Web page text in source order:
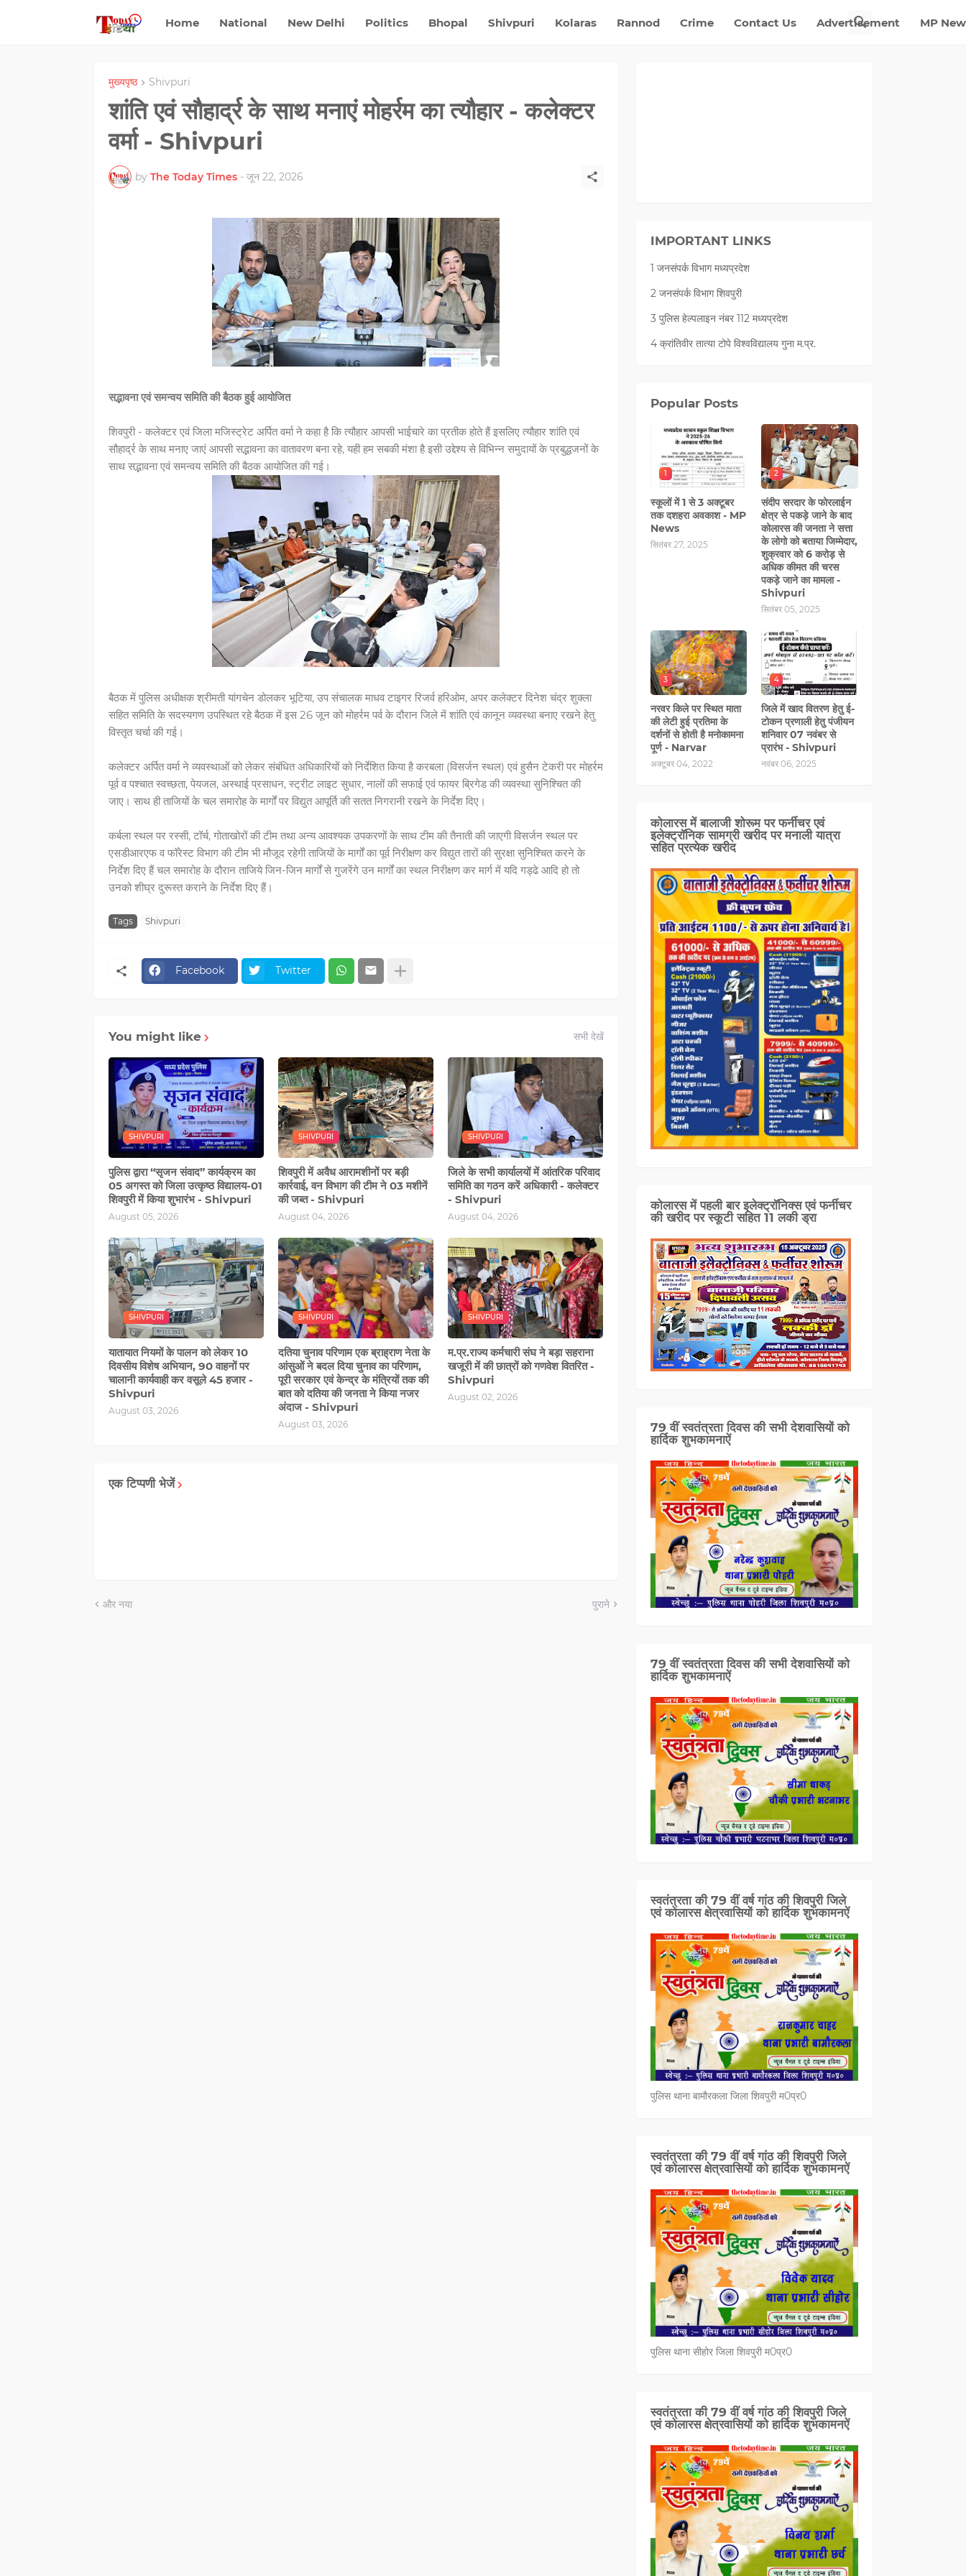
Home National New Delhi Politics Bhopal Shivpuri Kolaras Rannod Crime Contact Us Advertisement MP
मुख्यपृष्ठ Shivpuri
शांति एवं सौहार्द्र के साथ मनाएं मोहर्रम का त्यौहार - कलेक्टर
वर्मा - Shivpuri
by The Today Times - जून 22, 2026
सद्भावना एवं समन्वय समिति की बैठक हुई आयोजित
शिवपुरी - कलेक्टर एवं जिला मजिस्ट्रेट अर्पित वर्मा ने कहा है कि त्यौहार आपसी भाईचारे का प्रतीक होते हैं इसलिए त्यौहार शांति एवं
सौहार्द्र के साथ मनाए जाएं आपसी सद्भावना का वातावरण बना रहे, यही हम सबकी मंशा है इसी उद्देश्य से विभिन्न समुदायों के प्रबुद्धजनों के
साथ सद्भावना एवं समन्वय समिति की बैठक आयोजित की गई।
बैठक में पुलिस अधीक्षक श्रीमती यांगचेन डोलकर भूटिया, उप संचालक माधव टाइगर रिजर्व हरिओम, अपर कलेक्टर दिनेश चंद्र शुक्ला
सहित समिति के सदस्यगण उपस्थित रहे बैठक में इस 26 जून को मोहर्रम पर्व के दौरान जिले में शांति एवं कानून व्यवस्था बनाए रखने हेतु
विस्तृत चर्चा की गई।
कलेक्टर अर्पित वर्मा ने व्यवस्थाओं को लेकर संबंधित अधिकारियों को निर्देशित किया है करबला (विसर्जन स्थल) एवं हुसैन टेकरी पर मोहर्रम
पूर्व व पश्चात स्वच्छता, पेयजल, अस्थाई प्रसाधन, स्ट्रीट लाइट सुधार, नालों की सफाई एवं फायर ब्रिगेड की व्यवस्था सुनिश्चित की
जाए। साथ ही ताजियों के चल समारोह के मार्गों पर विद्युत आपूर्ति की सतत निगरानी रखने के निर्देश दिए।
कर्बला स्थल पर रस्सी, टॉर्च, गोताखोरों की टीम तथा अन्य आवश्यक उपकरणों के साथ टीम की तैनाती की जाएगी विसर्जन स्थल पर
एसडीआरएफ व फॉरेस्ट विभाग की टीम भी मौजूद रहेगी ताजियों के मार्गों का पूर्व निरीक्षण कर विद्युत तारों की सुरक्षा सुनिश्चित करने के
निर्देश दिए हैं चल समारोह के दौरान ताजिये जिन-जिन मार्गों से गुजरेंगे उन मार्गों का स्थल निरीक्षण कर मार्ग में यदि गड्ढे आदि हो तो
उनको शीघ्र दुरूस्त कराने के निर्देश दिए हैं।
Tags Shivpuri
Facebook Twitter
You might like सभी देखें
SHIVPURI
पुलिस द्वारा “सृजन संवाद” कार्यक्रम का
05 अगस्‍त को जिला उत्कृष्ठ विद्यालय-01
शिवपुरी में किया शुभारंभ - Shivpuri
August 05, 2026
SHIVPURI
शिवपुरी में अवैध आरामशीनों पर बड़ी
कार्रवाई, वन विभाग की टीम ने 03 मशीनें
की जब्त - Shivpuri
August 04, 2026
SHIVPURI
जिले के सभी कार्यालयों में आंतरिक परिवाद
समिति का गठन करें अधिकारी - कलेक्टर
- Shivpuri
August 04, 2026
SHIVPURI
यातायात नियमों के पालन को लेकर 10
दिवसीय विशेष अभियान, 90 वाहनों पर
चालानी कार्यवाही कर वसूले 45 हजार -
Shivpuri
August 03, 2026
SHIVPURI
दतिया चुनाव परिणाम एक ब्राह्राण नेता के
आंसुओं ने बदल दिया चुनाव का परिणाम,
पूरी सरकार एवं केन्द्र के मंत्रियों तक की
बात को दतिया की जनता ने किया नजर
अंदाज - Shivpuri
August 03, 2026
SHIVPURI
म.प्र.राज्य कर्मचारी संघ ने बड़ा सहराना
खजूरी में की छात्रों को गणवेश वितरित -
Shivpuri
August 02, 2026
एक टिप्पणी भेजें
और नया पुराने
IMPORTANT LINKS
1 जनसंपर्क विभाग मध्यप्रदेश
2 जनसंपर्क विभाग शिवपुरी
3 पुलिस हेल्पलाइन नंबर 112 मध्‍यप्रदेश
4 क्रांतिवीर तात्या टोपे विश्वविद्यालय गुना म.प्र.
Popular Posts
1
स्कूलों में 1 से 3 अक्टूबर
तक दशहरा अवकाश - MP
News
सितंबर 27, 2025
2
संदीप सरदार के फोरलाईन
क्षेत्र से पकड़े जाने के बाद
कोलारस की जनता ने सत्ता
के लोगो को बताया जिम्मेदार,
शुक्रवार को 6 करोड़ से
अधिक कीमत की चरस
पकड़े जाने का मामला -
Shivpuri
सितंबर 05, 2025
3
नरवर किले पर स्थित माता
की लेटी हुई प्रतिमा के
दर्शनों से होती है मनोकामना
पूर्ण - Narvar
अक्टूबर 04, 2022
4
जिले में खाद वितरण हेतु ई-
टोकन प्रणाली हेतु पंजीयन
शनिवार 07 नवंबर से
प्रारंभ - Shivpuri
नवंबर 06, 2025
कोलारस में बालाजी शोरूम पर फर्नीचर एवं
इलेक्ट्रॉनिक सामग्री खरीद पर मनाली यात्रा
सहित प्रत्‍येक खरीद
कोलारस में पहली बार इलेक्ट्रॉनिक्स एवं फर्नीचर
की खरीद पर स्कूटी सहित 11 लकी ड्रा
79 वीं स्वतंत्रता दिवस की सभी देशवासियों को
हार्दिक शुभकामनाऐं
79 वीं स्वतंत्रता दिवस की सभी देशवासियों को
हार्दिक शुभकामनाऐं
स्वतंत्रता की 79 वीं वर्ष गांठ की शिवपुरी जिले
एवं कोलारस क्षेत्रवासियों को हार्दिक शुभकामनऐं
पुलिस थाना बामौरकला जिला शिवपुरी म0प्र0
स्वतंत्रता की 79 वीं वर्ष गांठ की शिवपुरी जिले
एवं कोलारस क्षेत्रवासियों को हार्दिक शुभकामनऐं
पुलिस थाना सीहोर जिला शिवपुरी म0प्र0
स्वतंत्रता की 79 वीं वर्ष गांठ की शिवपुरी जिले
एवं कोलारस क्षेत्रवासियों को हार्दिक शुभकामनऐं